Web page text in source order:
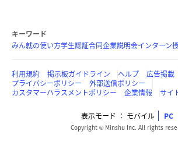
キーワード
みん就の使い方学生認証合同企業説明会インターン
利用規約 掲示板ガイドライン ヘルプ 広告掲載
プライバシーポリシー
外部送信ポリシー
カスタマーハラスメントポリシー
企業情報 サイ
表示モード モバイル PC
Copyright © Minshu Inc. All rights